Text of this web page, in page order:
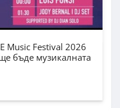
Music Festival 2026
бъде музикалната